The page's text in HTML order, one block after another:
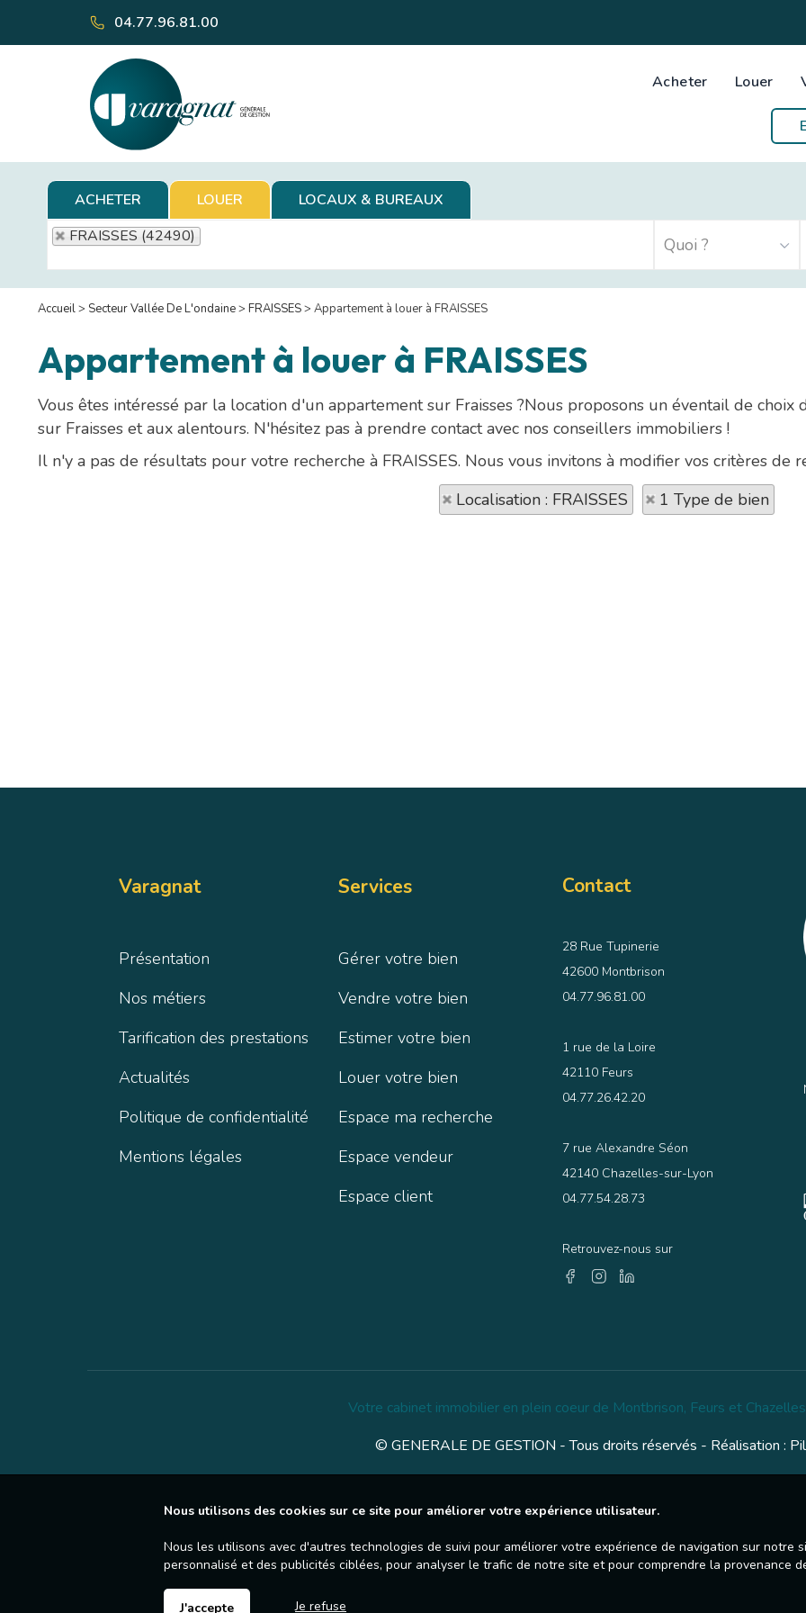
04.77.96.81.00
Acheter Louer
ACHETER LOUER
LOCAUX & BUREAUX
FRAISSES (42490)
Accueil> Secteur Vallée De L'ondaine> FRAISSES> Appartement à louer à FRAISSES
Appartement à louer à FRAISSES
Vous êtes intéressé par la location d'un appartement sur Fraisses ?Nous proposons un éventail de
sur Fraisses et aux alentours. N'hésitez pas à prendre contact avec nos conseillers immobiliers !
Il n'y a pas de résultats pour votre recherche à FRAISSES. Nous vous invitons à modifier vos critères de
Localisation : FRAISSES
1 Type de bien
Varagnat
Présentation
Nos métiers
Tarification des prestations
Actualités
Politique de confidentialité
Mentions légales
Services
Gérer votre bien
Vendre votre bien
Estimer votre bien
Louer votre bien
Espace ma recherche
Espace vendeur
Espace client
Contact
28 Rue Tupinerie
42600 Montbrison
04.77.96.81.00
1 rue de la Loire
42110 Feurs
04.77.26.42.20
7 rue Alexandre Séon
42140 Chazelles-sur-Lyon
04.77.54.28.73
Retrouvez-nous sur
Votre cabinet immobilier en plein coeur de Montbrison, Feurs et
© GENERALE DE GESTION - Tous droits réservés - Réalisation :
Nous utilisons des cookies sur ce site pour améliorer votre expérience utilisateur.
Nous les utilisons avec d'autres technologies de suivi pour améliorer votre expérience de navigation sur notre
personnalisé et des publicités ciblées, pour analyser le trafic de notre site et pour comprendre la provenance
J'accepte Je refuse